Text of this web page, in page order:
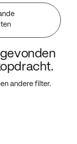
andere filter.